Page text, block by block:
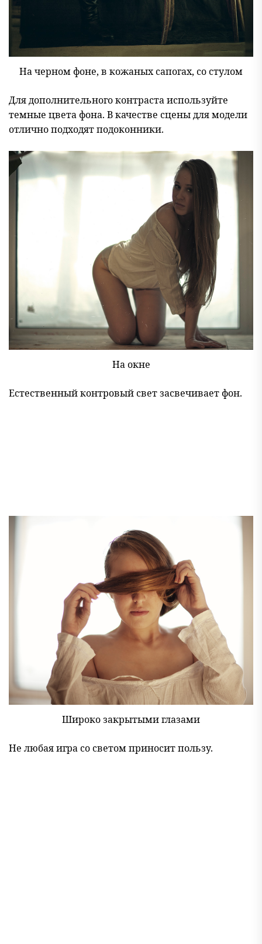
На черном фоне, в кожаных сапогах, со стулом
Для дополнительного контраста используйте
темные цвета фона. В качестве сцены для модели
отлично подходят подоконники.
На окне
Естественный контровый свет засвечивает фон.
Широко закрытыми глазами
Не любая игра со светом приносит пользу.